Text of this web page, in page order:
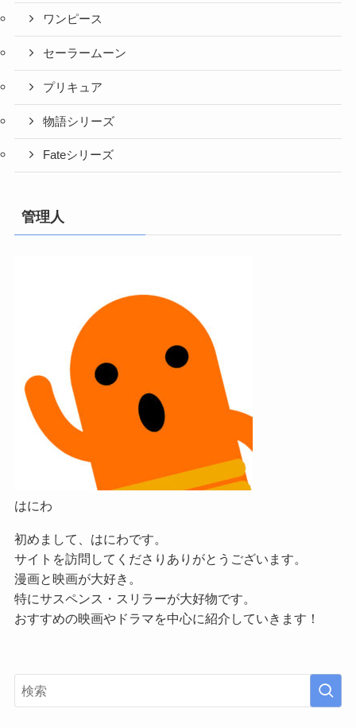
ワンピース
セーラームーン
プリキュア
物語シリーズ
Fateシリーズ
管理人
はにわ
初めまして、はにわです。
サイトを訪問してくださりありがとうございます。
漫画と映画が大好き。
特にサスペンス・スリラーが大好物です。
おすすめの映画やドラマを中心に紹介していきます！